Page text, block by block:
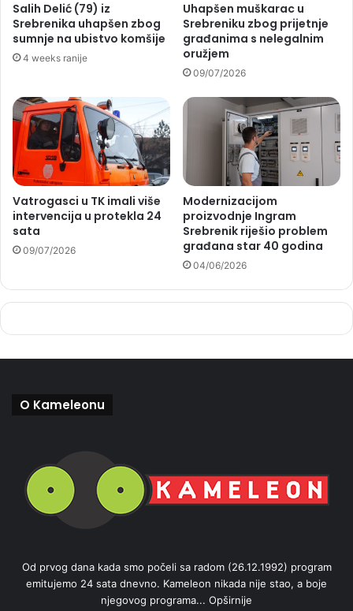
Salih Delić (79) iz
Srebrenika uhapšen zbog
sumnje na ubistvo komšije
4 weeks ranije
Uhapšen muškarac u
Srebreniku zbog prijetnje
građanima s nelegalnim
oružjem
09/07/2026
Vatrogasci u TK imali više
intervencija u protekla 24
sata
09/07/2026
Modernizacijom
proizvodnje Ingram
Srebrenik riješio problem
građana star 40 godina
04/06/2026
O Kameleonu
Od prvog dana kada smo počeli sa radom (26.12.1992) program
emitujemo 24 sata dnevno. Kameleon nikada nije stao, a boje
njegovog programa... Opširnije